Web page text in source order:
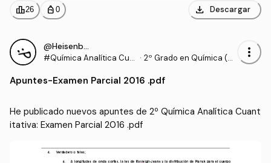
leaderboard26 personal_bag 0 download Descargar
@Heisenberg4
#Química Analítica Cua · 2º Grado en Química (U
more_vert
Apuntes-Examen Parcial 2016 .pdf
He publicado nuevos apuntes de 2º Química Analítica Cuant
itativa: Examen Parcial 2016 .pdf